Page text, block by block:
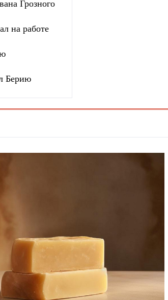
Грозного
на работе
Берию